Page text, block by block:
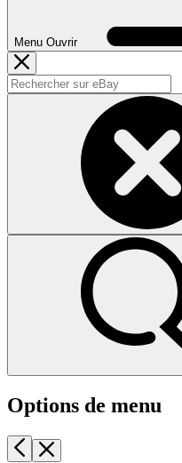
Menu Ouvrir
Options de menu